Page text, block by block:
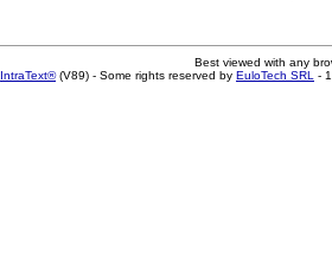
Best viewed with any
IntraText®(V89) - Some rights reserved by EuloTech SRL -